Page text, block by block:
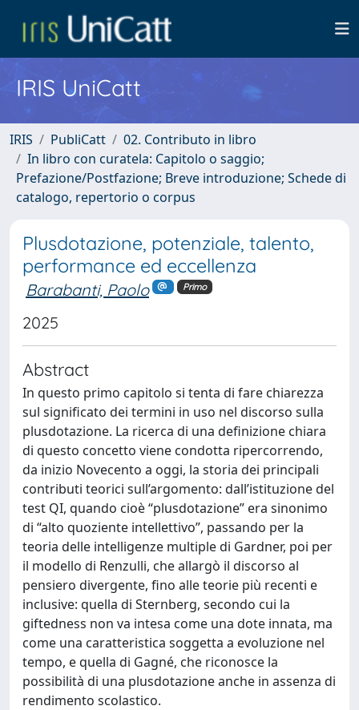
IRIS UniCatt
IRIS PubliCatt
02. Contributo in libro
In libro con curatela: Capitolo o saggio;
Prefazione/Postfazione; Breve introduzione; Schede di
catalogo, repertorio o corpus
Plusdotazione, potenziale, talento,
performance ed eccellenza
Barabanti, Paolo Primo
2025
Abstract
In questo primo capitolo si tenta di fare chiarezza
sul significato dei termini in uso nel discorso sulla
plusdotazione. La ricerca di una definizione chiara
di questo concetto viene condotta ripercorrendo,
da inizio Novecento a oggi, la storia dei principali
contributi teorici sull’argomento: dall’istituzione del
test QI, quando cioè “plusdotazione” era sinonimo
di “alto quoziente intellettivo”, passando per la
teoria delle intelligenze multiple di Gardner, poi per
il modello di Renzulli, che allargò il discorso al
pensiero divergente, fino alle teorie più recenti e
inclusive: quella di Sternberg, secondo cui la
giftedness non va intesa come una dote innata, ma
come una caratteristica soggetta a evoluzione nel
tempo, e quella di Gagné, che riconosce la
possibilità di una plusdotazione anche in assenza di
rendimento scolastico.